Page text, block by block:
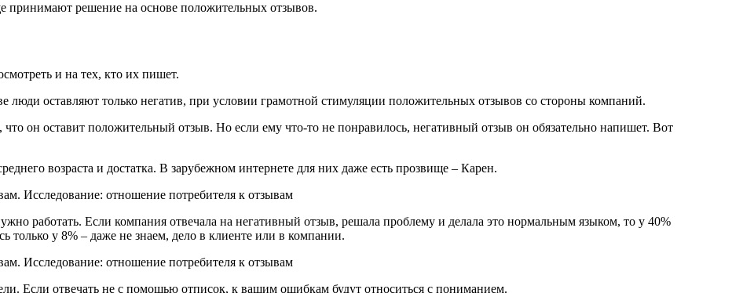
решение на основе положительных отзывов.
и на тех, кто их пишет.
люди оставляют только негатив, при условии грамотной стимуляции положительных отзывов со стороны компаний.
что он оставит положительный отзыв. Но если ему что-то не понравилось, негативный отзыв он обязательно напишет. Вот
возраста и достатка. В зарубежном интернете для них даже есть прозвище – Карен.
работать. Если компания отвечала на негативный отзыв, решала проблему и делала это нормальным языком, то у 40%
у 8% – даже не знаем, дело в клиенте или в компании.
Если отвечать не с помощью отписок, к вашим ошибкам будут относиться с пониманием.